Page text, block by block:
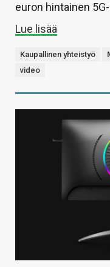
euron hintainen
Lue lisää
Kaupallinen yhteistyö
video